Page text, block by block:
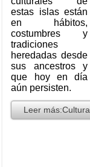
estas islas están
en hábitos,
costumbres y
tradiciones
heredadas desde
sus ancestros y
que hoy en día
aún persisten.
Leer más:Cultura